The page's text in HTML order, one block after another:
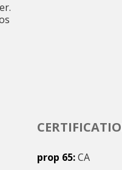
prop 65 CA